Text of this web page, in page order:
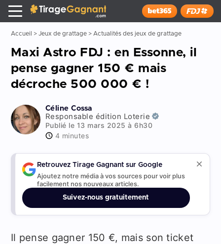
x
Tirage Gagnant
Installer
Accueil > Jeux de grattage> Actualités des jeux de grattage
Maxi Astro FDJ : en Essonne, il
pense gagner 150 € mais
décroche 500 000 € !
Céline Cossa
Responsable édition Loterie
Publié le 13 mars 2025 à 6h30
4 minutes
Retrouvez Tirage Gagnant sur Google
Ajoutez notre média à vos sources pour voir plus
facilement nos nouveaux articles.
Suivez-nous gratuitement
Il pense gagner 150 €, mais son ticket